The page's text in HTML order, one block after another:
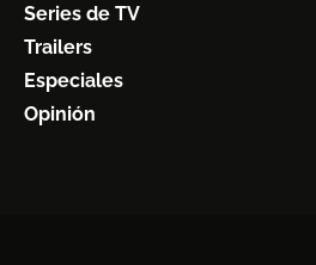
Series de TV
Trailers
Especiales
Opinión